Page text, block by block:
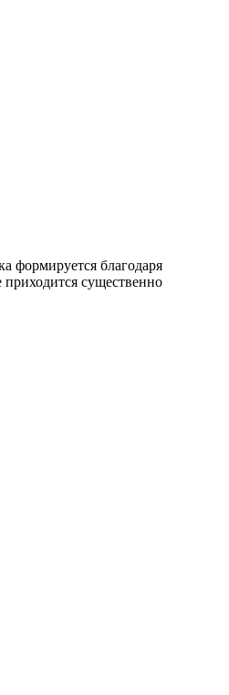
формируется благодаря
существенно